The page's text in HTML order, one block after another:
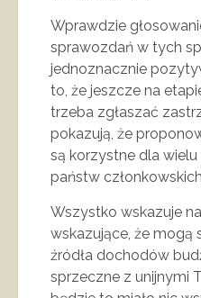
Wprawdzie
sprawozdań w tych
jednoznacznie
to, że jeszcze na
trzeba zgłaszać
pokazują, że
są korzystne dla wielu
państw
Wszystko wskazuje
wskazujące, że mogą
źródła dochodów
sprzeczne z unijnymi